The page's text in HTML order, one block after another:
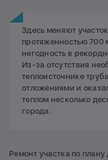
Здесь меняют
протяженностью 700
негодность в
Из-за отсутствия
теплоисточнике
отложениями и
теплом несколько
города.
Ремонт участка по